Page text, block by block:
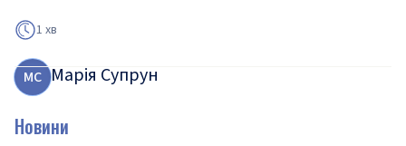
1 хв
МС Марія Супрун
Новини